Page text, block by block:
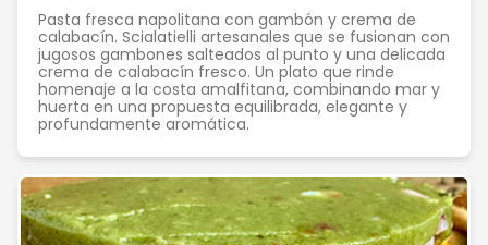
Pasta fresca napolitana con gambón y crema de
calabacín. Scialatielli artesanales que se fusionan con
jugosos gambones salteados al punto y una delicada
crema de calabacín fresco. Un plato que rinde
homenaje a la costa amalfitana, combinando mar y
huerta en una propuesta equilibrada, elegante y
profundamente aromática.